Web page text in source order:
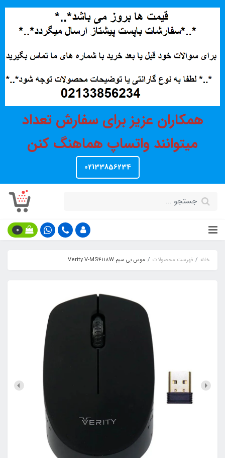
همکاران عزیز برای سفارش تعداد
میتوانند واتساپ هماهنگ کنن
02133856234
0
خانه فهرست محصولات موس بی سیم Verity V-MS4118W